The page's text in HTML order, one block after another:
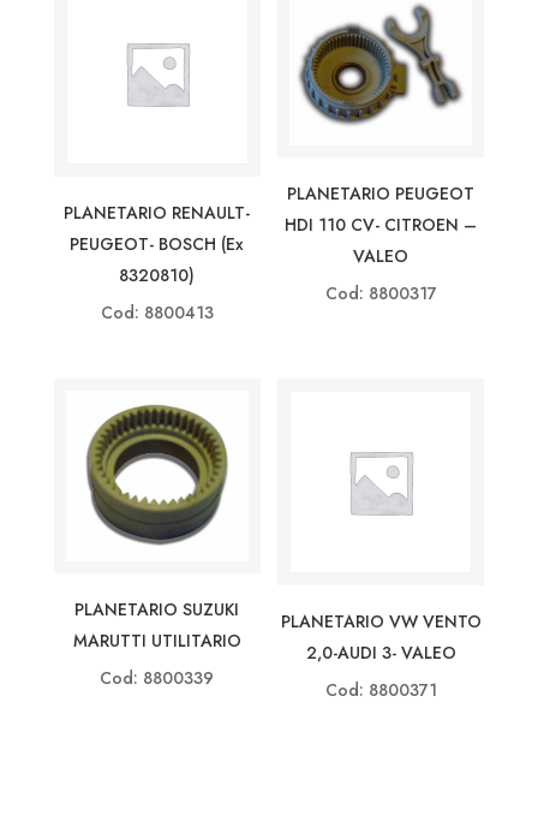
PLANETARIO RENAULT-
PEUGEOT- BOSCH (ex
8320810)
Cod: 8800413
PLANETARIO PEUGEOT
HDI 110 CV- CITROEN –
VALEO
Cod: 8800317
PLANETARIO SUZUKI
MARUTTI UTILITARIO
Cod: 8800339
PLANETARIO VW VENTO
2,0-AUDI 3- VALEO
Cod: 8800371